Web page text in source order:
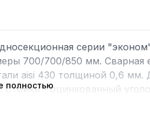
серии
700/700/850 мм.
aisi 430 толщиной 0,6 мм.
Стойки - оцинкованный
полностью